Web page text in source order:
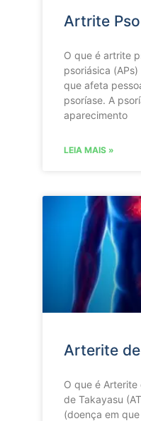
Artrite
O que é artrite
psoriásica
que afeta
psoríase. A
aparecimento
LEIA MAIS »
Arterite
O que é Arterite
de Takayasu
(doença em